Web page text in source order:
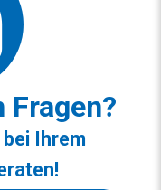
Fragen?
Ihrem